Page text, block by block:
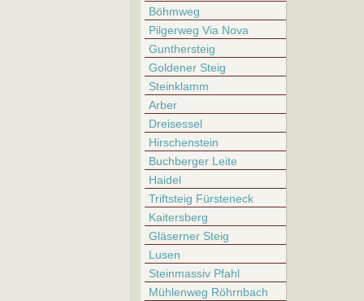
Böhmweg
Pilgerweg Via Nova
Gunthersteig
Goldener Steig
Steinklamm
Arber
Dreisessel
Hirschenstein
Buchberger Leite
Haidel
Triftsteig Fürsteneck
Kaitersberg
Gläserner Steig
Lusen
Steinmassiv Pfahl
Mühlenweg Röhrnbach